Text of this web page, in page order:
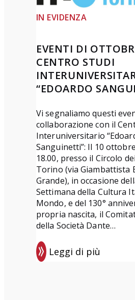
e
r
z
e
d
i
z
i
o
n
e
D
0
2
6
r
t
i
c
o
l
i
s
u
C
IN EVIDENZA
EVENTI DI
CENTRO STUDI
“EDOARDO
Vi segnaliamo questi
collaborazione con il
Interuniversitario
Sanguinetti”: Il 10
18.00, presso il Circolo
Torino (via Giambattista
Grande), in occasione
Settimana della Cultura
Mondo, e del 130°
propria nascita, il
della Società Dante…
Leggi di più
: